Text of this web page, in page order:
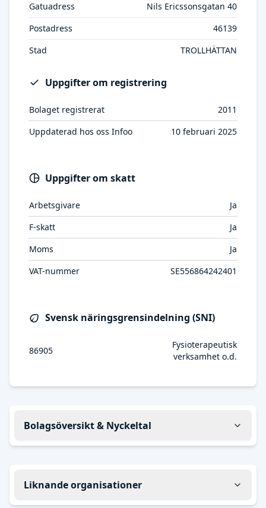
Gatuadress
Nils Ericssonsgatan 40
Postadress
46139
Stad
TROLLHÄTTAN
Uppgifter om registrering
Bolaget registrerat
2011
Uppdaterad hos oss Infoo
10 februari 2025
Uppgifter om skatt
Arbetsgivare
Ja
F-skatt
Ja
Moms
Ja
VAT-nummer
SE556864242401
Svensk näringsgrensindelning (SNI)
86905
Fysioterapeutisk
verksamhet o.d.
Bolagsöversikt & Nyckeltal
Liknande organisationer